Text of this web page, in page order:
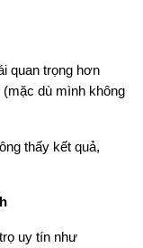
quan trọng hơn
dù mình không
thấy kết quả,
uy tín như